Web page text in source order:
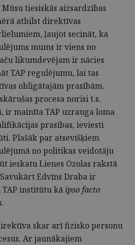
tiesiskās aizsardzības
atbilst direktīvas
ļaujot secināt, ka
mums ir viens no
likumdevējam ir nācies
TAP regulējumu, lai tas
obligātajām prasībām.
procesa norisi t.s.
ir mainīta TAP uzrauga loma
prasības, ieviesti
Plašāk par atsevišķiem
no politikas veidotāju
ieskatu Lienes Ozolas rakstā
Edvīns Draba ir
institūtu kā ipso facto
skar arī fizisko personu
Ar jaunākajiem